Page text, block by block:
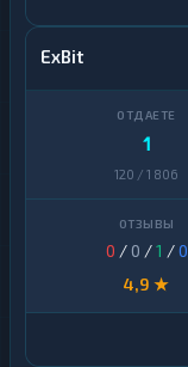
ExBit
1
120 / 1 806
0 / 0 /1 /0
4,9 ★